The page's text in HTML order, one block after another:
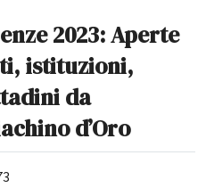
2023: Aperte
istituzioni,
da
d’Oro